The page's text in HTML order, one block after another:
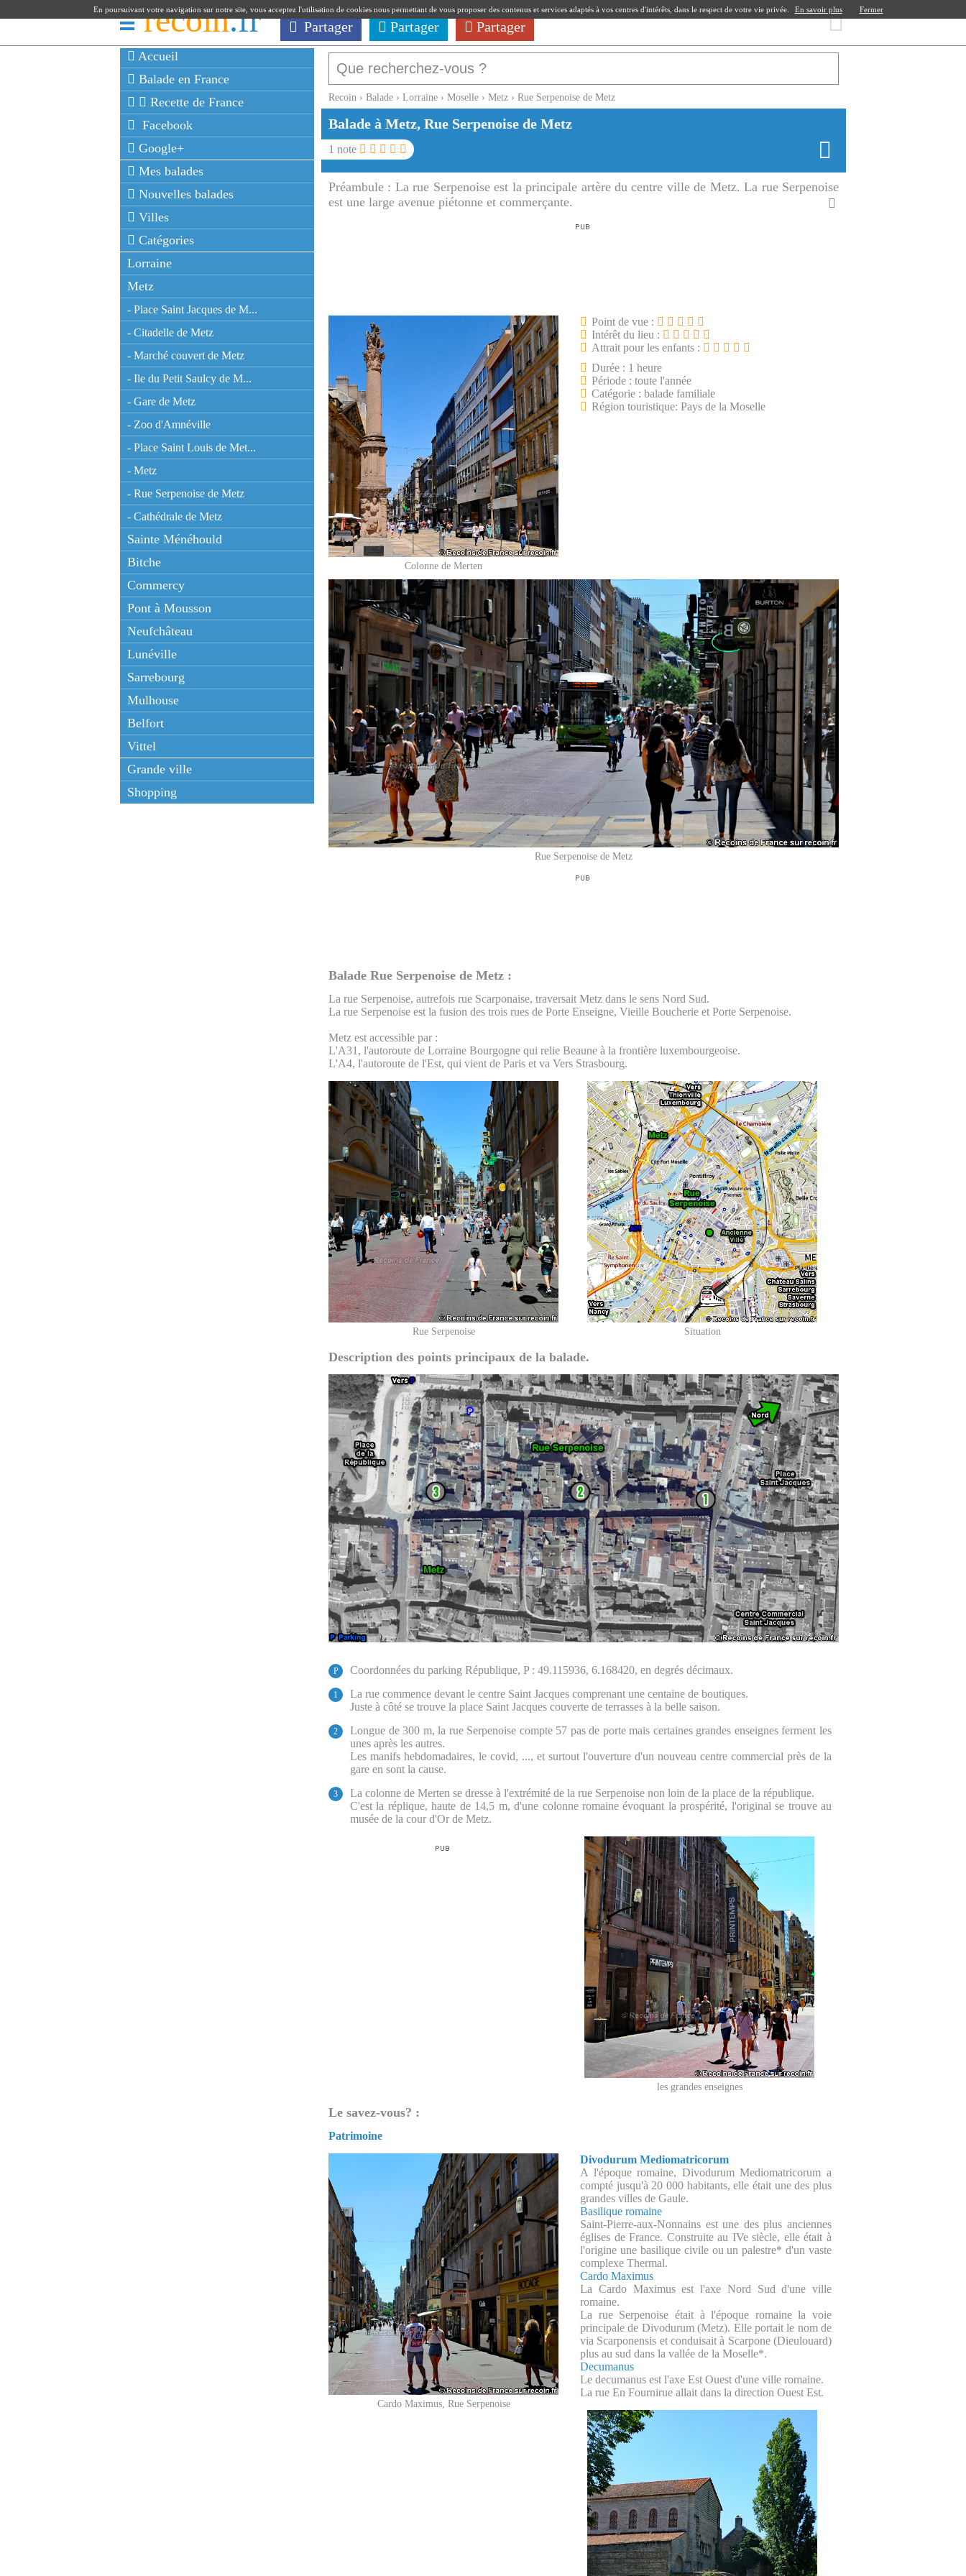
recoin.fr Partager Partager Partager
Accueil
Balade en France
Recette de France
Facebook
Google+
Mes balades
Nouvelles balades
Villes
Catégories
Lorraine
Metz
- Place Saint Jacques de M...
- Citadelle de Metz
- Marché couvert de Metz
- Ile du Petit Saulcy de M...
- Gare de Metz
- Zoo d'Amnéville
- Place Saint Louis de Met...
- Metz
- Rue Serpenoise de Metz
- Cathédrale de Metz
Sainte Ménéhould
Bitche
Commercy
Pont à Mousson
Neufchâteau
Lunéville
Sarrebourg
Mulhouse
Belfort
Vittel
Grande ville
Shopping
Recoin › Balade › Lorraine › Moselle › Metz › Rue Serpenoise de Metz
Balade à Metz, Rue Serpenoise de Metz
1 note
Préambule : La rue Serpenoise est la principale artère du centre ville de Metz. La rue Serpenoise
est une large avenue piétonne et commerçante.
Colonne de Merten
Point de vue :
Intérêt du lieu :
Attrait pour les enfants :
Durée : 1 heure
Période : toute l'année
Catégorie : balade familiale
Région touristique: Pays de la Moselle
Rue Serpenoise de Metz
Balade Rue Serpenoise de Metz :
La rue Serpenoise, autrefois rue Scarponaise, traversait Metz dans le sens Nord Sud.
La rue Serpenoise est la fusion des trois rues de Porte Enseigne, Vieille Boucherie et Porte Serpenoise.
Metz est accessible par :
L'A31, l'autoroute de Lorraine Bourgogne qui relie Beaune à la frontière luxembourgeoise.
L'A4, l'autoroute de l'Est, qui vient de Paris et va Vers Strasbourg.
Rue Serpenoise Situation
Description des points principaux de la balade.
P Coordonnées du parking République, P : 49.115936, 6.168420, en degrés décimaux.
1
La rue commence devant le centre Saint Jacques comprenant une centaine de boutiques.
Juste à côté se trouve la place Saint Jacques couverte de terrasses à la belle saison.
2
Longue de 300 m, la rue Serpenoise compte 57 pas de porte mais certaines grandes enseignes ferment les
unes après les autres.
Les manifs hebdomadaires, le covid, ..., et surtout l'ouverture d'un nouveau centre commercial près de la
gare en sont la cause.
3
La colonne de Merten se dresse à l'extrémité de la rue Serpenoise non loin de la place de la république.
C'est la réplique, haute de 14,5 m, d'une colonne romaine évoquant la prospérité, l'original se trouve au
musée de la cour d'Or de Metz.
les grandes enseignes
Le savez-vous? :
Patrimoine
Cardo Maximus, Rue Serpenoise
Divodurum Mediomatricorum
A l'époque romaine, Divodurum Mediomatricorum a
compté jusqu'à 20 000 habitants, elle était une des plus
grandes villes de Gaule.
Basilique romaine
Saint-Pierre-aux-Nonnains est une des plus anciennes
églises de France. Construite au IVe siècle, elle était à
l'origine une basilique civile ou un palestre* d'un vaste
complexe Thermal.
Cardo Maximus
La Cardo Maximus est l'axe Nord Sud d'une ville
romaine.
La rue Serpenoise était à l'époque romaine la voie
principale de Divodurum (Metz). Elle portait le nom de
via Scarponensis et conduisait à Scarpone (Dieulouard)
plus au sud dans la vallée de la Moselle*.
Decumanus
Le decumanus est l'axe Est Ouest d'une ville romaine.
La rue En Fournirue allait dans la direction Ouest Est.
En poursuivant votre navigation sur notre site, vous acceptez l'utilisation de cookies nous permettant de vous proposer des contenus et services adaptés à vos centres d'intérêts, dans le respect de votre vie privée. En savoir plus Fermer